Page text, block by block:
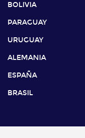
BOLIVIA
PARAGUAY
URUGUAY
ALEMANIA
ESPAÑA
BRASIL